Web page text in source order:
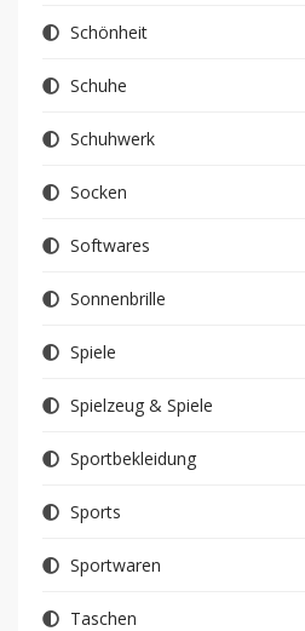
Schönheit
Schuhe
Schuhwerk
Socken
Softwares
Sonnenbrille
Spiele
Spielzeug & Spiele
Sportbekleidung
Sports
Sportwaren
Taschen